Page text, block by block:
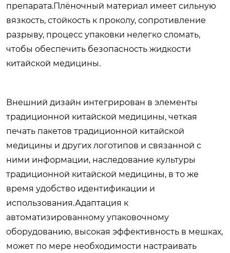
препарата.Плёночный материал имеет сильную
вязкость, стойкость к проколу, сопротивление
разрыву, процесс упаковки нелегко сломать,
чтобы обеспечить безопасность жидкости
китайской медицины.
Внешний дизайн интегрирован в элементы
традиционной китайской медицины, четкая
печать пакетов традиционной китайской
медицины и других логотипов и связанной с
ними информации, наследование культуры
традиционной китайской медицины, в то же
время удобство идентификации и
использования.Адаптация к
автоматизированному упаковочному
оборудованию, высокая эффективность в мешках,
может по мере необходимости настраивать